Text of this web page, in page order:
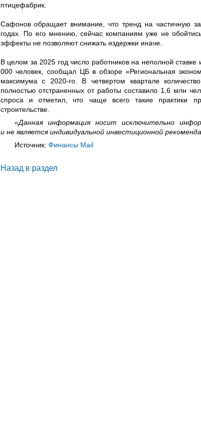
птицефабрик.
Сафонов обращает внимание, что тренд на частичную
годах. По его мнению, сейчас компаниям уже не
эффекты не позволяют снижать издержки иначе.
В целом за 2025 год число работников на неполной
000 человек, сообщал ЦБ в обзоре «Региональная
максимума с 2020-го. В четвертом квартале
полностью отстраненных от работы составило 1,6 млн
спроса и отметил, что чаще всего такие практики
строительстве.
«Данная информация носит исключительно
и не является индивидуальной инвестиционной
Источник: Финансы Mail
Назад в раздел